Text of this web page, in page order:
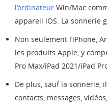
l’ordinateurWin/Mac
appareil iOS. La sonnerie
Non seulement l’iPhone,
les produits Apple, y
Pro Max/iPad 2021/iPad
De plus, sauf la sonnerie,
contacts, messages,